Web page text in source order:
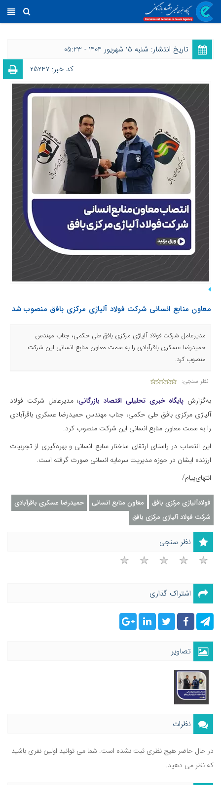
تاریخ انتشار: شنبه 15 شهریور 1404 - 05:23
کد خبر: 25247
معاون منابع انسانی شرکت فولاد آلیاژی مرکزی بافق منصوب شد
مدیرعامل شرکت فولاد آلیاژی مرکزی بافق طی حکمی، جناب مهندس
حمیدرضا عسکری باقرآبادی را به سمت معاون منابع انسانی این شرکت
منصوب کرد.
نظر سنجی:
به‌گزارش پایگاه خبری تحلیلی اقتصاد بازرگانی؛ مدیرعامل شرکت فولاد
آلیاژی مرکزی بافق طی حکمی، جناب مهندس حمیدرضا عسکری باقرآبادی
را به سمت معاون منابع انسانی این شرکت منصوب کرد.
این انتصاب در راستای ارتقای ساختار منابع انسانی و بهره‌گیری از تجربیات
ارزنده ایشان در حوزه مدیریت سرمایه انسانی صورت گرفته است.
انتهای‌پیام/
فولادآلیاژی مرکزی بافق معاون منابع انسانی
حمیدرضا عسکری باقرآبادی
شرکت فولاد آلیاژی مرکزی بافق
نظر سنجی
اشتراک گذاری
تصاویر
نظرات
در حال حاضر هیچ نظری ثبت نشده است. شما می توانید اولین نفری باشید
که نظر می دهید.